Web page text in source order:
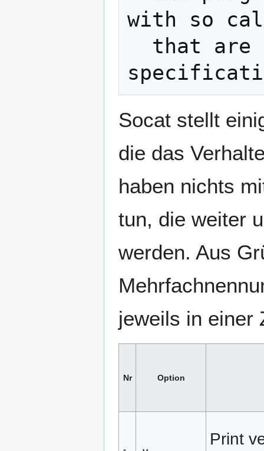
with so
Socat stellt
die das
haben nichts
tun, die weiter
werden. Aus
jeweils in einer
Nr Option
Print